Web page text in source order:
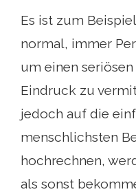
Es ist zum
normal, immer
um einen
Eindruck zu
jedoch auf die
menschlichsten
hochrechnen,
als sonst